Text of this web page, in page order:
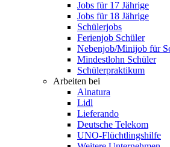
Jobs für 17 Jährige
Jobs für 18 Jährige
Schülerjobs
Ferienjob Schüler
Nebenjob/Minijob für
Mindestlohn Schüler
Schülerpraktikum
Arbeiten bei
Alnatura
Lidl
Lieferando
Deutsche Telekom
UNO-Flüchtlingshilfe